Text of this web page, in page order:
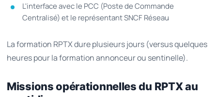
L'interface avec le PCC (Poste de Commande
Centralisé) et le représentant SNCF Réseau
La formation RPTX dure plusieurs jours (versus quelques
heures pour la formation annonceur ou sentinelle).
Missions opérationnelles du RPTX au